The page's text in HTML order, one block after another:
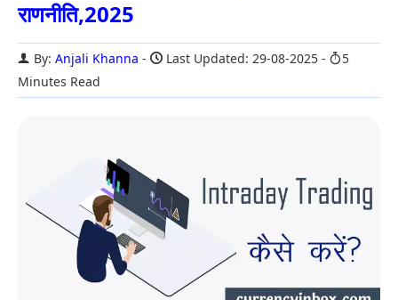
राणनीति,2025
By: Anjali Khanna Last Updated: 29-08-2025
5
Minutes Read